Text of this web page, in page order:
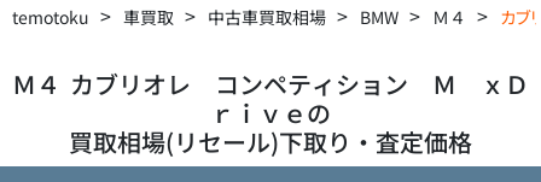
temotoku > 車買取 > 中古車買取相場 > BMW > Ｍ４ > カブ
Ｍ４ カブリオレ コンペティション Ｍ ｘＤ
ｒｉｖｅの
買取相場(リセール)下取り・査定価格